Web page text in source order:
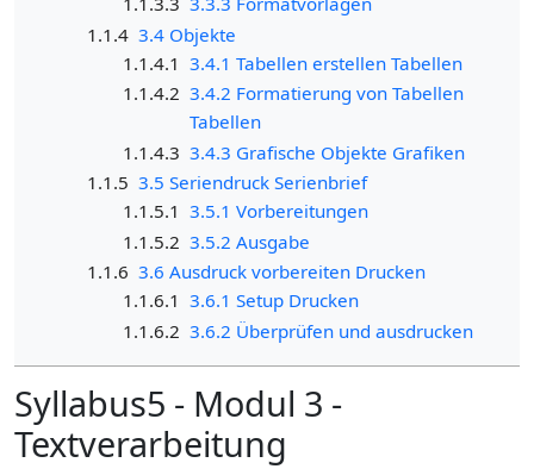
1.1.4 3.4 Objekte
1.1.4.1 3.4.1 Tabellen erstellen Tabellen
1.1.4.2 3.4.2 Formatierung von Tabellen
Tabellen
1.1.4.3 3.4.3 Grafische Objekte Grafiken
1.1.5 3.5 Seriendruck Serienbrief
1.1.5.1 3.5.1 Vorbereitungen
1.1.5.2 3.5.2 Ausgabe
1.1.6 3.6 Ausdruck vorbereiten Drucken
1.1.6.1 3.6.1 Setup Drucken
1.1.6.2 3.6.2 Überprüfen und ausdrucken
Syllabus5 - Modul 3 -
Textverarbeitung